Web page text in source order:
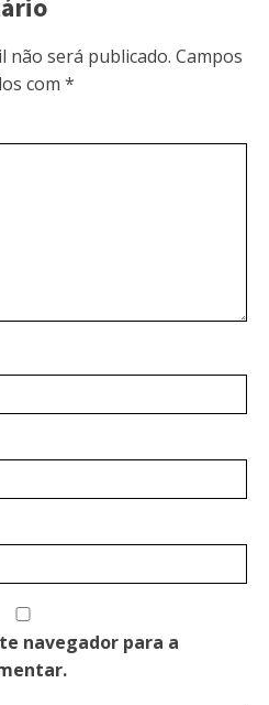
não será publicado. Campos
com *
navegador para a